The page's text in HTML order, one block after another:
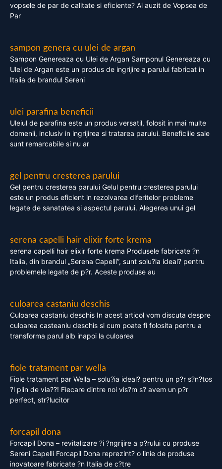
vopsele de par de calitate si eficiente? Ai auzit de Vopsea de
Par
sampon genera cu ulei de argan
Sampon Genereaza cu Ulei de Argan Samponul Genereaza cu
Ulei de Argan este un produs de ingrijire a parului fabricat in
Italia de brandul Sereni
ulei parafina beneficii
Uleiul de parafina este un produs versatil, folosit in mai multe
domenii, inclusiv in ingrijirea si tratarea parului. Beneficiile sale
sunt remarcabile si nu ar
gel pentru cresterea parului
Gel pentru cresterea parului Gelul pentru cresterea parului
este un produs eficient in rezolvarea diferitelor probleme
legate de sanatatea si aspectul parului. Alegerea unui gel
serena capelli hair elixir forte krema
serena capelli hair elixir forte krema Produsele fabricate ?n
Italia, din brandul „Serena Capelli”, sunt solu?ia ideal? pentru
problemele legate de p?r. Aceste produse au
culoarea castaniu deschis
Culoarea castaniu deschis In acest articol vom discuta despre
culoarea casteaniu deschis si cum poate fi folosita pentru a
transforma parul alb inapoi la culoarea
fiole tratament par wella
Fiole tratament par Wella – solu?ia ideal? pentru un p?r s?n?tos
?i plin de via??! Fiecare dintre noi vis?m s? avem un p?r
perfect, str?lucitor
forcapil dona
Forcapil Dona – revitalizare ?i ?ngrijire a p?rului cu produse
Sereni Capelli Forcapil Dona reprezint? o linie de produse
inovatoare fabricate ?n Italia de c?tre